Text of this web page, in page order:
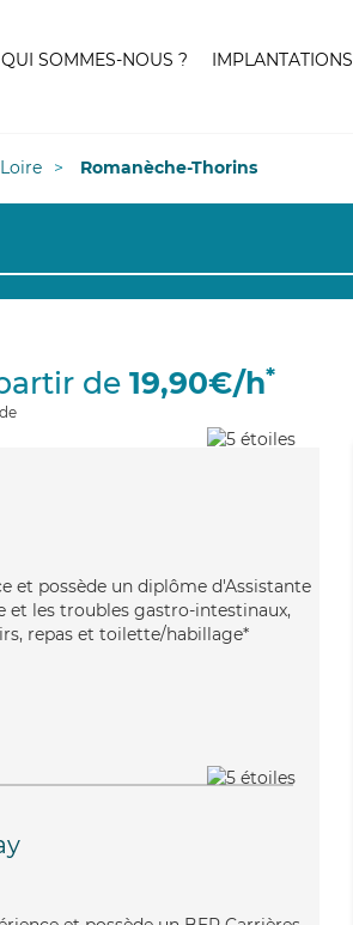
QUI SOMMES-NOUS ? IMPLANTATIONS
Romanèche-Thorins
de 19,90€/h*
et possède un diplôme d'Assistante
et les troubles gastro-intestinaux,
repas et toilette/habillage*